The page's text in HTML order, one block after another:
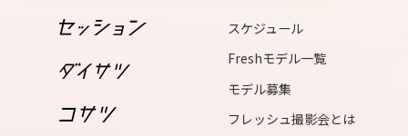
15
tue
16
スケジュール
Freshモデル一覧
モデル募集
フレッシュ撮影会とは